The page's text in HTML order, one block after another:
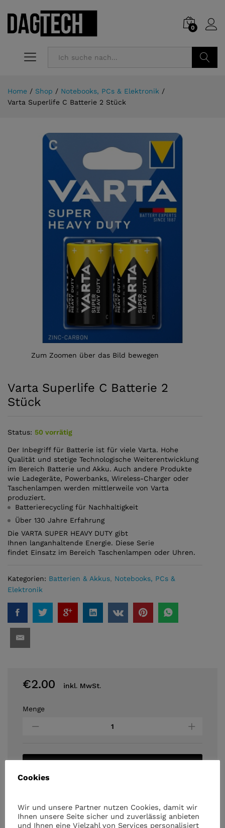
0
Home / Shop / Notebooks, PCs & Elektronik /
Varta Superlife C Batterie 2 Stück
Zum Zoomen über das Bild bewegen
Varta Superlife C Batterie 2
Stück
Status: 50 vorrätig
Der Inbegriff für Batterie ist für viele Varta. Hohe
Qualität und stetige Technologische Weiterentwicklung
im Bereich Batterie und Akku. Auch andere Produkte
wie Ladegeräte, Powerbanks, Wireless-Charger oder
Taschenlampen werden mittlerweile von Varta
produziert.
Batterierecycling für Nachhaltigkeit
Über 130 Jahre Erfahrung
Die VARTA SUPER HEAVY DUTY gibt
Ihnen langanhaltende Energie. Diese Serie
findet Einsatz im Bereich Taschenlampen oder Uhren.
Kategorien: Batterien & Akkus, Notebooks, PCs &
Elektronik
€2.00 inkl. MwSt.
Varta
2
quantity
Menge
Cookies
Wir und unsere Partner nutzen Cookies, damit wir
Ihnen unsere Seite sicher und zuverlässig anbieten
und Ihnen eine Vielzahl von Services personalisiert